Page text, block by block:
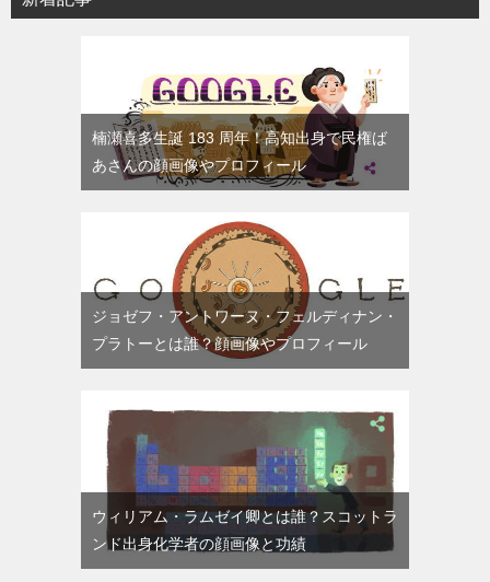
楠瀬喜多生誕 183 周年！高知出身で民権ば
あさんの顔画像やプロフィール
ジョゼフ・アントワーヌ・フェルディナン・
プラトーとは誰？顔画像やプロフィール
ウィリアム・ラムゼイ卿とは誰？スコットラ
ンド出身化学者の顔画像と功績